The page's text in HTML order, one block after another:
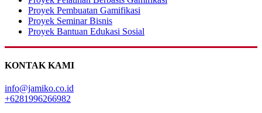
Proyek Pembuatan Gamifikasi
Proyek Seminar Bisnis
Proyek Bantuan Edukasi Sosial
KONTAK KAMI
info@jamiko.co.id
+6281996266982